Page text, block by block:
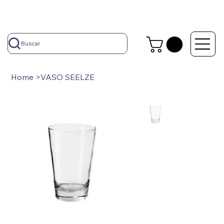
Buscar
Home >VASO SEELZE